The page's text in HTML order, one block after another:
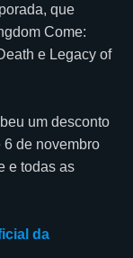
que
Come:
e Legacy of
um desconto
de novembro
e todas as
da